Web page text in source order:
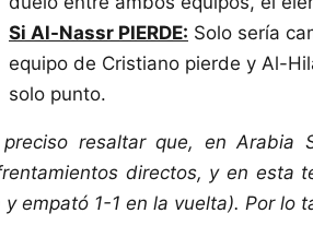
Si Al-Nassr PIERDE: Solo sería
equipo de Cristiano pierde y Al-
solo punto.
preciso resaltar que, en Arabia
directos, y en esta
y empató 1-1 en la vuelta). Por lo